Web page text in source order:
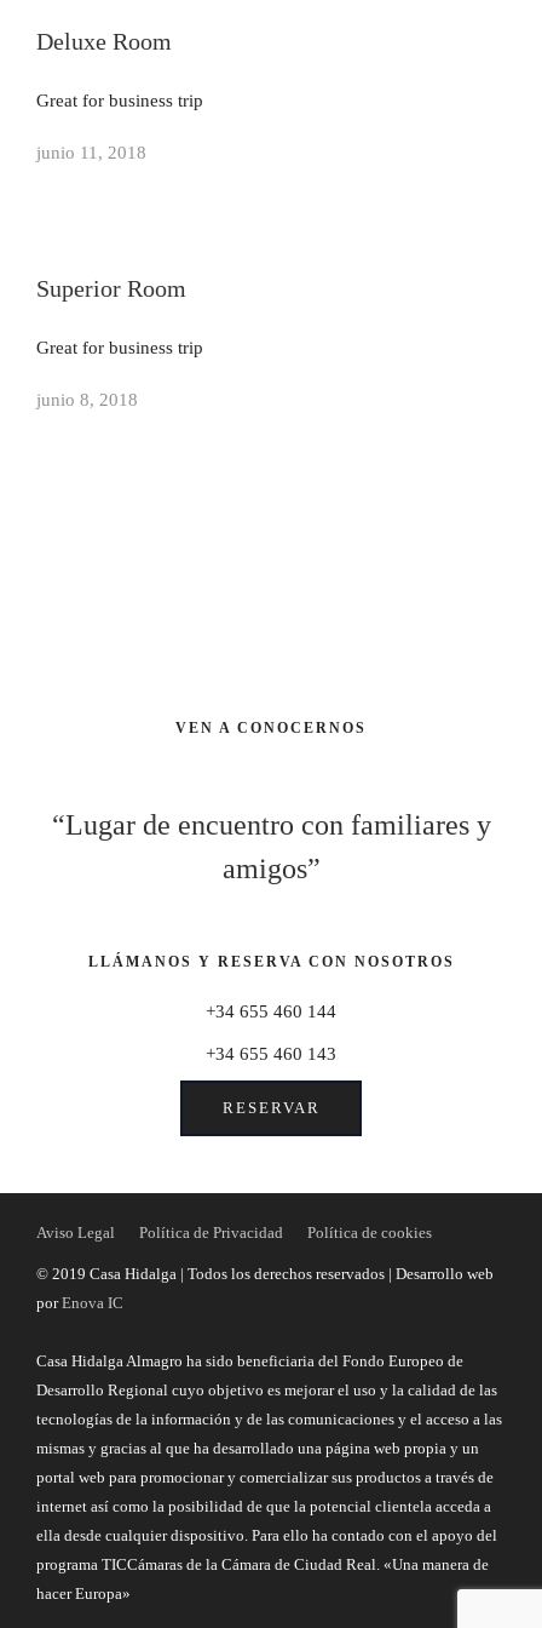
Deluxe Room
Great for business trip
junio 11, 2018
Superior Room
Great for business trip
junio 8, 2018
VEN A CONOCERNOS
“Lugar de encuentro con familiares y
amigos”
LLÁMANOS Y RESERVA CON NOSOTROS
+34 655 460 144
+34 655 460 143
RESERVAR
Aviso Legal Política de Privacidad Política de cookies
© 2019 Casa Hidalga | Todos los derechos reservados | Desarrollo web
porEnova IC
Casa Hidalga Almagro ha sido beneficiaria del Fondo Europeo de
Desarrollo Regional cuyo objetivo es mejorar el uso y la calidad de las
tecnologías de la información y de las comunicaciones y el acceso a las
mismas y gracias al que ha desarrollado una página web propia y un
portal web para promocionar y comercializar sus productos a través de
internet así como la posibilidad de que la potencial clientela acceda a
ella desde cualquier dispositivo. Para ello ha contado con el apoyo del
programa TICCámaras de la Cámara de Ciudad Real. «Una manera de
hacer Europa»